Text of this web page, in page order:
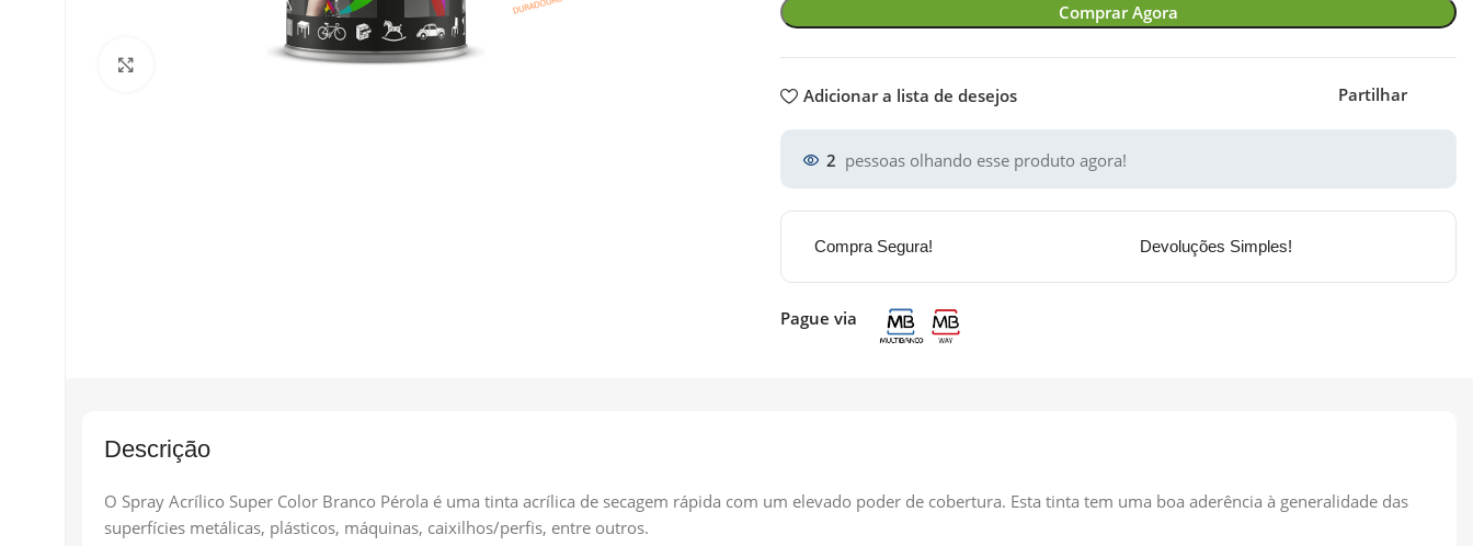
Clique para ampliar
Comprar Agora
Adicionar a lista de desejos Partilhar
2 pessoas olhando esse produto agora!
Compra Segura! Devoluções Simples!
Pague via
Descrição
O Spray Acrílico Super Color Branco Pérola é uma tinta acrílica de secagem rápida com um elevado poder de cobertura. Esta tinta tem uma boa aderência à generalidade das
superfícies metálicas, plásticos, máquinas, caixilhos/perfis, entre outros.